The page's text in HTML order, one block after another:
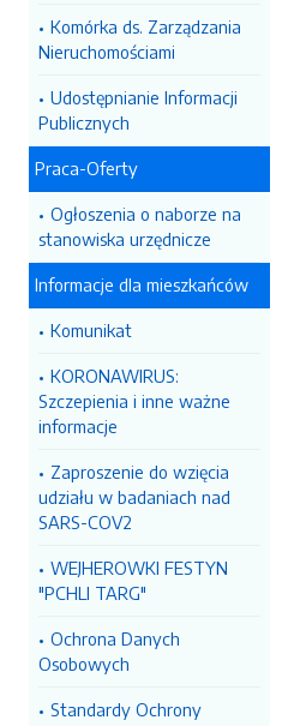
Komórka ds. Zarządzania
Nieruchomościami
Udostępnianie Informacji
Publicznych
Praca-Oferty
Ogłoszenia o naborze na
stanowiska urzędnicze
Informacje dla mieszkańców
Komunikat
KORONAWIRUS:
Szczepienia i inne ważne
informacje
Zaproszenie do wzięcia
udziału w badaniach nad
SARS-COV2
WEJHEROWKI FESTYN
"PCHLI TARG"
Ochrona Danych
Osobowych
Standardy Ochrony